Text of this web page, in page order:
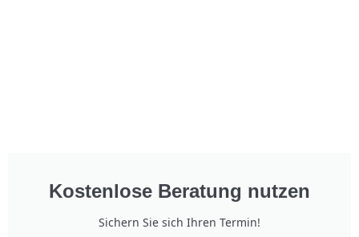
Kostenlose Beratung nutzen
Sichern Sie sich Ihren Termin!